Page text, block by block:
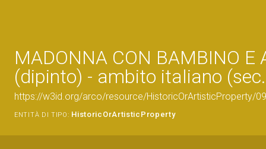
MADONNA CON BAMBINO E
(dipinto) - ambito italiano
https://w3id.org/arco/resource/HistoricOrArtisticProperty/
ENTITÀ DI TIPO: HistoricOrArtisticProperty